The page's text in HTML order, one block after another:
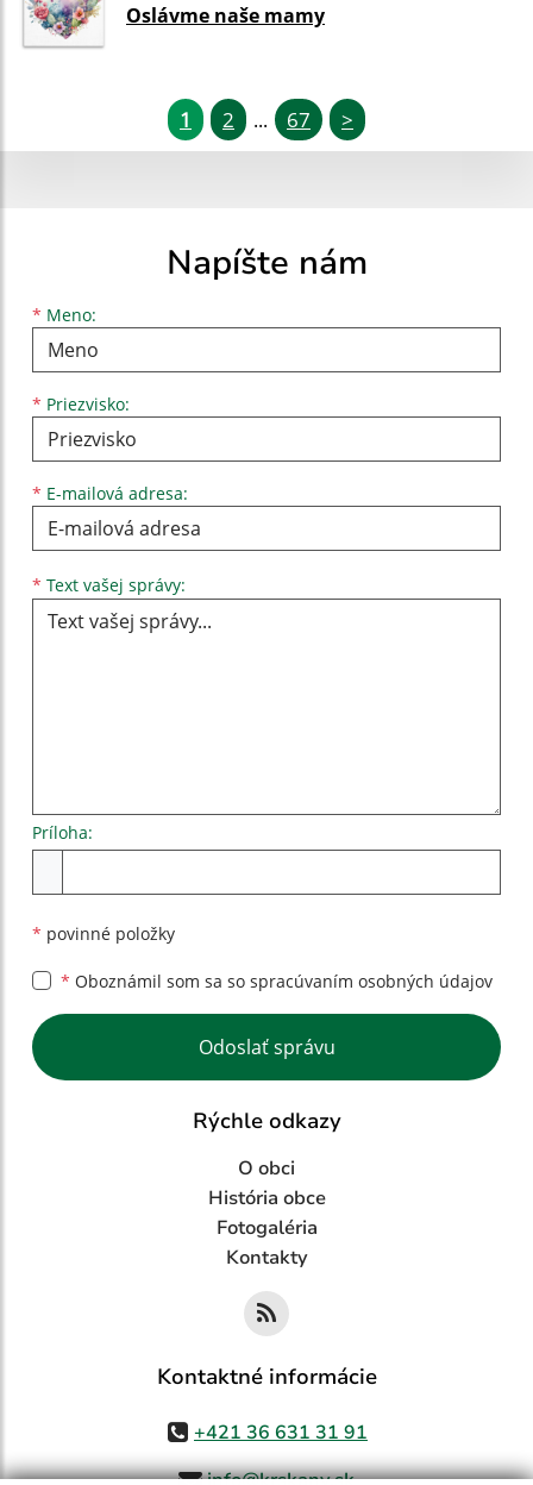
Oslávme naše mamy
1 2 ... 67 >
Napíšte nám
* Meno:
Meno
* Priezvisko:
Priezvisko
* E-mailová adresa:
E-mailová adresa
* Text vašej správy:
Príloha:
* povinné položky
* Oboznámil som sa so spracúvaním osobných údajov
Google reCaptcha Response
Odoslať správu
Rýchle odkazy
O obci
História obce
Fotogaléria
Kontakty
Kontaktné informácie
+421 36 631 31 91